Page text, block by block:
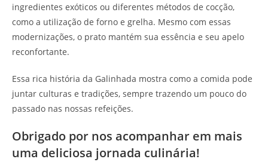
ingredientes exóticos ou diferentes métodos de cocção,
como a utilização de forno e grelha. Mesmo com essas
modernizações, o prato mantém sua essência e seu apelo
reconfortante.
Essa rica história da Galinhada mostra como a comida pode
juntar culturas e tradições, sempre trazendo um pouco do
passado nas nossas refeições.
Obrigado por nos acompanhar em mais
uma deliciosa jornada culinária!